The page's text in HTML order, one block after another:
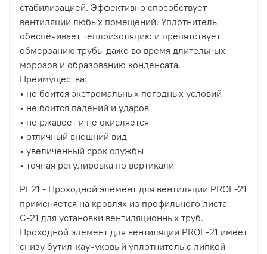
стабилизацией. Эффективно способствует
вентиляции любых помещений. Уплотнитель
обеспечивает теплоизоляцию и препятствует
обмерзанию трубы даже во время длительных
морозов и образованию конденсата.
Преимущества:
• не боится экстремальных погодных условий
• не боится падений и ударов
• не ржавеет и не окисляется
• отличный внешний вид
• увеличенный срок службы
• точная регулировка по вертикали
PF21 - Проходной элемент для вентиляции PROF-21
применяется на кровлях из профильного листа
С-21 для установки вентиляционных труб.
Проходной элемент для вентиляции PROF-21 имеет
снизу бутил-каучуковый уплотнитель с липкой